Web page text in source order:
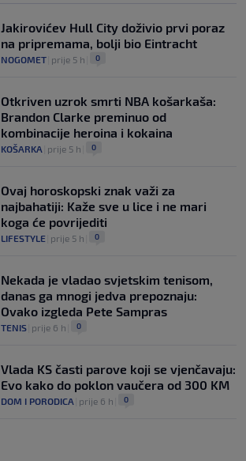
Jakirovićev Hull City doživio prvi poraz
na pripremama, bolji bio Eintracht
NOGOMET prije 5 h 0
Otkriven uzrok smrti NBA košarkaša:
Brandon Clarke preminuo od
kombinacije heroina i kokaina
KOŠARKA prije 5 h 0
Ovaj horoskopski znak važi za
najbahatiji: Kaže sve u lice i ne mari
koga će povrijediti
LIFESTYLE prije 5 h 0
Nekada je vladao svjetskim tenisom,
danas ga mnogi jedva prepoznaju:
Ovako izgleda Pete Sampras
TENIS prije 6 h 0
Vlada KS časti parove koji se vjenčavaju:
Evo kako do poklon vaučera od 300 KM
DOM I PORODICA prije 6 h 0